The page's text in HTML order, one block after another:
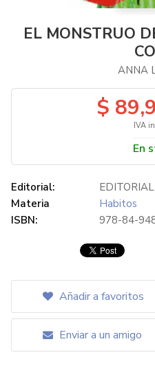
EL MONSTRUO
ANNA
$
IVA
En
Editorial:
Materia
Habitos
ISBN:
978-84-
Añadir a favoritos
Enviar a un amigo